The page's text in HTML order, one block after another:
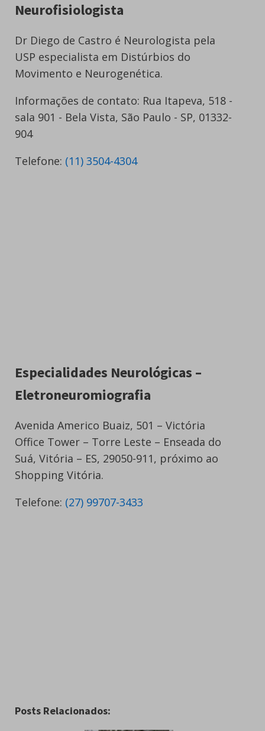
Neurofisiologista
Dr Diego de Castro é Neurologista pela
USP especialista em Distúrbios do
Movimento e Neurogenética.
Informações de contato: Rua Itapeva, 518 -
sala 901 - Bela Vista, São Paulo - SP, 01332-
904
Telefone: (11) 3504-4304
Especialidades Neurológicas –
Eletroneuromiografia
Avenida Americo Buaiz, 501 – Victória
Office Tower – Torre Leste – Enseada do
Suá, Vitória – ES, 29050-911, próximo ao
Shopping Vitória.
Telefone: (27) 99707-3433
Posts Relacionados: